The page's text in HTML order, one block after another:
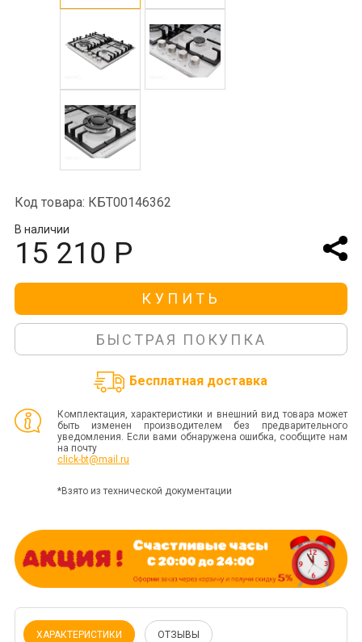
Код товара: КБТ00146362
В наличии
15 210 Р
КУПИТЬ
БЫСТРАЯ ПОКУПКА
Бесплатная доставка
Комплектация, характеристики и внешний вид товара может
быть изменен производителем без предварительного
уведомления. Если вами обнаружена ошибка, сообщите нам
на почту
click-bt@mail.ru
*Взято из технической документации
ХАРАКТЕРИСТИКИ ОТЗЫВЫ